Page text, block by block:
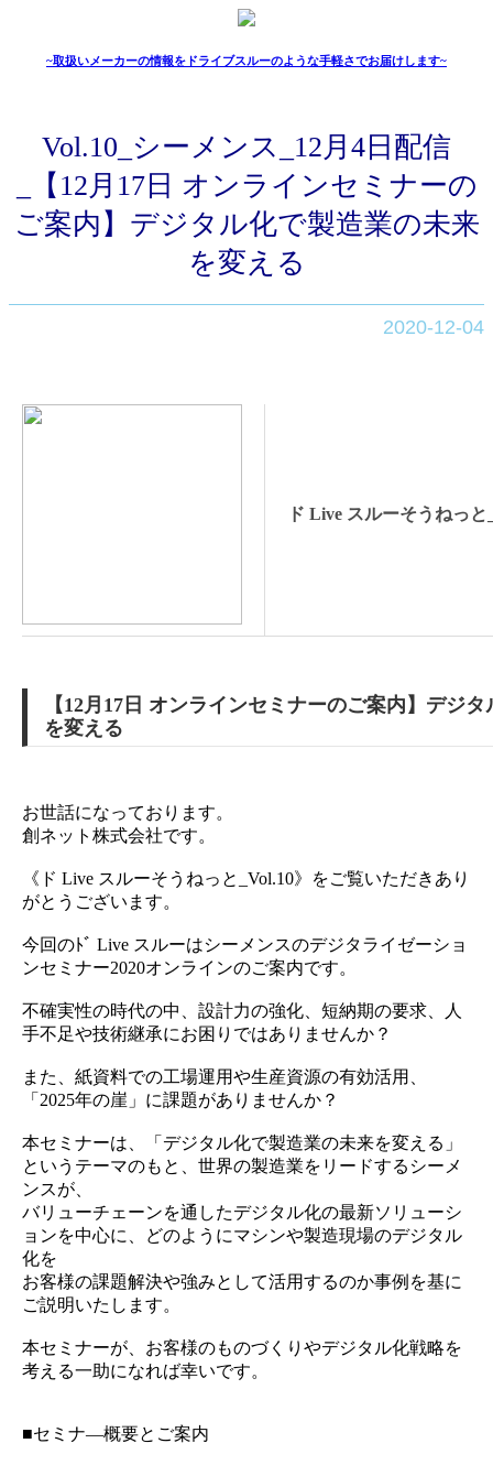
~取扱いメーカーの情報をドライブスルーのような手軽さでお届けします~
Vol.10_シーメンス_12月4日配信
_【12月17日 オンラインセミナーの
ご案内】デジタル化で製造業の未来
を変える
2020-12-04
ド Live スルーそうねっと
【12月17日 オンラインセミナーのご案内】デジ
を変える
お世話になっております。
創ネット株式会社です。
《ド Live スルーそうねっと_Vol.10》をご覧いただきあり
がとうございます。
今回のﾄﾞ Live スルーはシーメンスのデジタライゼーショ
ンセミナー2020オンラインのご案内です。
不確実性の時代の中、設計力の強化、短納期の要求、人
手不足や技術継承にお困りではありませんか？
また、紙資料での工場運用や生産資源の有効活用、
「2025年の崖」に課題がありませんか？
本セミナーは、「デジタル化で製造業の未来を変える」
というテーマのもと、世界の製造業をリードするシーメ
ンスが、
バリューチェーンを通したデジタル化の最新ソリューシ
ョンを中心に、どのようにマシンや製造現場のデジタル
化を
お客様の課題解決や強みとして活用するのか事例を基に
ご説明いたします。
本セミナーが、お客様のものづくりやデジタル化戦略を
考える一助になれば幸いです。
■セミナ―概要とご案内